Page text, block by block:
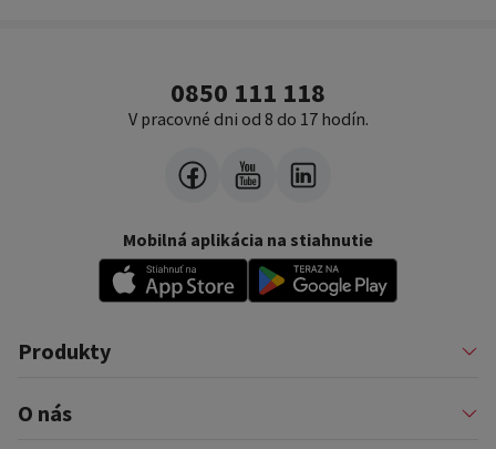
0850 111 118
V pracovné dni od 8 do 17 hodín.
Mobilná aplikácia na stiahnutie
Produkty
Pôžičky
Financovanie podnikateľov
O nás